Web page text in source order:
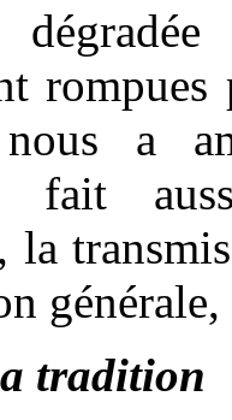
a
a fait
la
tradition